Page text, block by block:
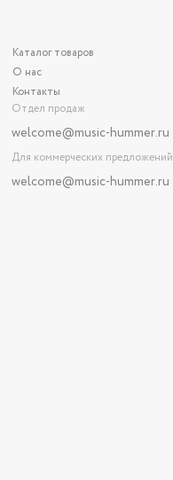
Каталог товаров
О нас
Контакты
Отдел продаж
welcome@music-hummer.ru
Для коммерческих предложений
welcome@music-hummer.ru